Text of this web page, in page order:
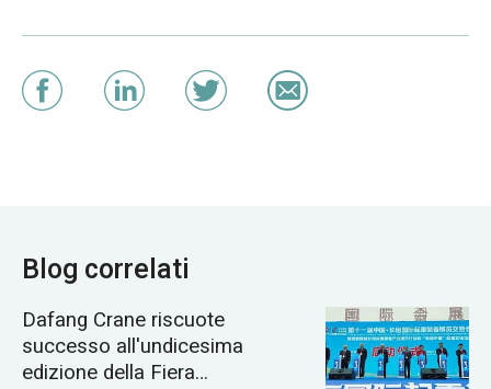
Blog correlati
Dafang Crane riscuote
successo all'undicesima
edizione della Fiera